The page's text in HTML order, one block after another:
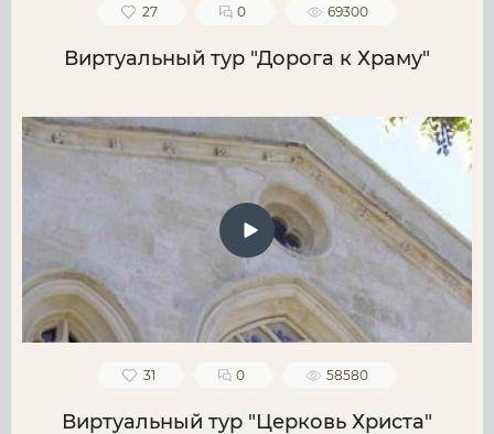
27 0 69300
Виртуальный тур "Дорога к Храму"
31 0 58580
Виртуальный тур "Церковь Христа"